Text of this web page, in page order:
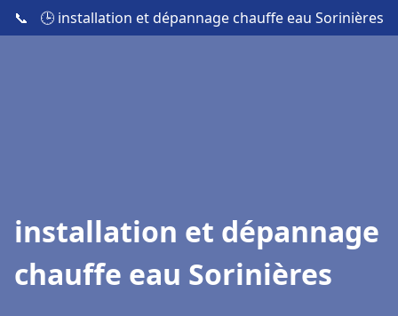
📞 🕒 installation et dépannage chauffe eau Sorinières
installation et dépannage
chauffe eau Sorinières